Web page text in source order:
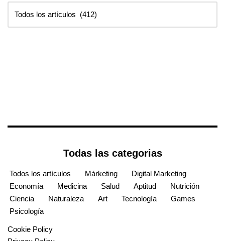
Todas las categorias
Todos los artículos Márketing
Digital Marketing
Economía
Medicina Salud Aptitud
Nutrición
Ciencia
Naturaleza Art Tecnología
Games
Psicología
Cookie Policy